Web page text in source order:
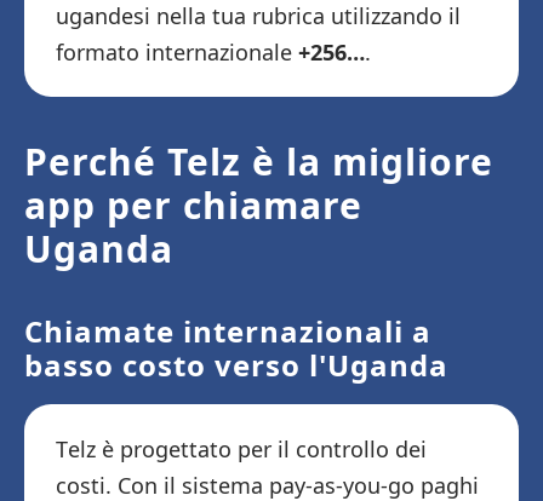
ugandesi nella tua rubrica utilizzando il
formato internazionale +256….
Perché Telz è la migliore
app per chiamare
Uganda
Chiamate internazionali a
basso costo verso l'Uganda
Telz è progettato per il controllo dei
costi. Con il sistema pay-as-you-go paghi